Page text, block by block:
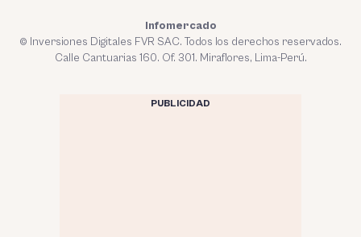
Infomercado
© Inversiones Digitales FVR SAC. Todos los derechos reservados.
Calle Cantuarias 160. Of. 301. Miraflores, Lima-Perú.
PUBLICIDAD